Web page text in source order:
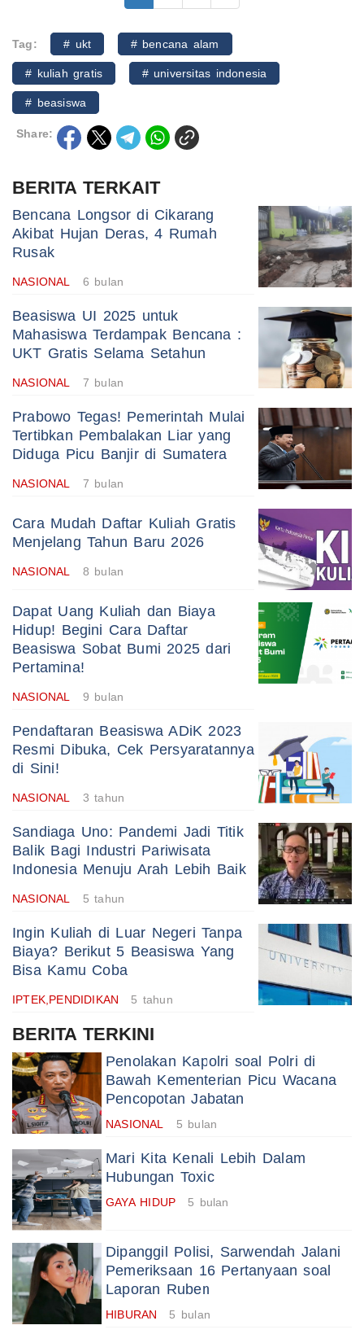
Tag: # ukt # bencana alam
# kuliah gratis # universitas indonesia
# beasiswa
Share:
BERITA TERKAIT
Bencana Longsor di Cikarang
Akibat Hujan Deras, 4 Rumah
Rusak
NASIONAL 6 bulan
Beasiswa UI 2025 untuk
Mahasiswa Terdampak Bencana :
UKT Gratis Selama Setahun
NASIONAL 7 bulan
Prabowo Tegas! Pemerintah Mulai
Tertibkan Pembalakan Liar yang
Diduga Picu Banjir di Sumatera
NASIONAL 7 bulan
Cara Mudah Daftar Kuliah Gratis
Menjelang Tahun Baru 2026
NASIONAL 8 bulan
Dapat Uang Kuliah dan Biaya
Hidup! Begini Cara Daftar
Beasiswa Sobat Bumi 2025 dari
Pertamina!
NASIONAL 9 bulan
Pendaftaran Beasiswa ADiK 2023
Resmi Dibuka, Cek Persyaratannya
di Sini!
NASIONAL 3 tahun
Sandiaga Uno: Pandemi Jadi Titik
Balik Bagi Industri Pariwisata
Indonesia Menuju Arah Lebih Baik
NASIONAL 5 tahun
Ingin Kuliah di Luar Negeri Tanpa
Biaya? Berikut 5 Beasiswa Yang
Bisa Kamu Coba
IPTEK,PENDIDIKAN 5 tahun
BERITA TERKINI
Penolakan Kapolri soal Polri di
Bawah Kementerian Picu Wacana
Pencopotan Jabatan
NASIONAL 5 bulan
Mari Kita Kenali Lebih Dalam
Hubungan Toxic
GAYA HIDUP 5 bulan
Dipanggil Polisi, Sarwendah Jalani
Pemeriksaan 16 Pertanyaan soal
Laporan Ruben
HIBURAN 5 bulan